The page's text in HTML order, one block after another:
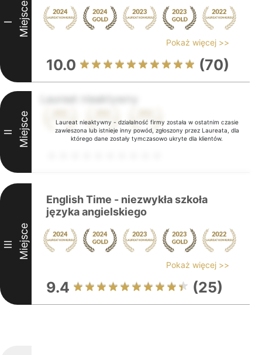
I Miejsce
Pokaż więcej >>
10.0 (70)
Laureat nieaktywny - działalność firmy została w ostatnim czasie
zawieszona lub istnieje inny powód, zgłoszony przez Laureata, dla
którego dane zostały tymczasowo ukryte dla klientów.
II Miejsce
III Miejsce
English Time - niezwykła szkoła
języka angielskiego
Pokaż więcej >>
9.4 (25)